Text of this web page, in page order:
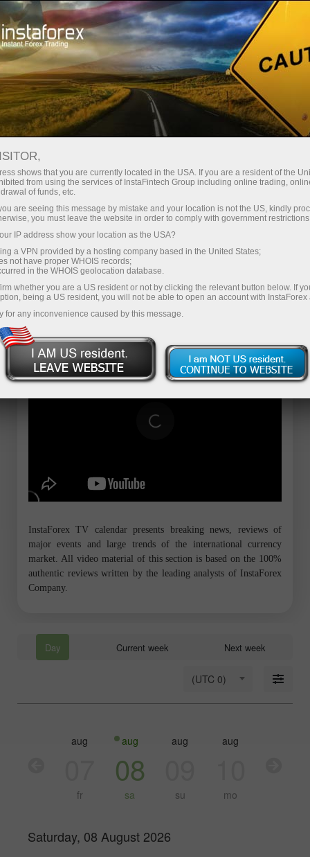
For Traders Forex Analytics
InstaForex TV
Forex calendar
Trader’s calendar on March 28: Any
winners in Trump’s tariff game? (sp)
Abra una cuenta de operaciones
Abra una cuenta demo
InstaForex TV calendar presents breaking news, reviews of
major events and large trends of the international currency
market. All video material of this section is based on the 100%
authentic reviews written by the leading analysts of InstaForex
Company.
Day Current week Next week
(UTC 0)
aug
fr
aug
08
sa
aug
su
aug
mo
Saturday, 08 August 2026
shows that you are currently located in the USA. If you are a resident of the
from using the services of InstaFintech Group including online trading,
of funds, etc.
are seeing this message by mistake and your location is not the US, kindly
you must leave the website in order to comply with government
IP address show your location as the USA?
a VPN provided by a hosting company based in the United States;
not have proper WHOIS records;
in the WHOIS geolocation database.
whether you are a US resident or not by clicking the relevant button below. If
being a US resident, you will not be able to open an account with InstaForex
for any inconvenience caused by this message.